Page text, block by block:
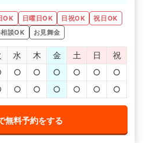
OK 日曜日OK 日祝OK
祝日OK
談OK お見舞金
水 木 金 土 日
祝
○ ○ ○ ○ ○
○
○ ○ ○ ○ ○ ○
無料予約をする